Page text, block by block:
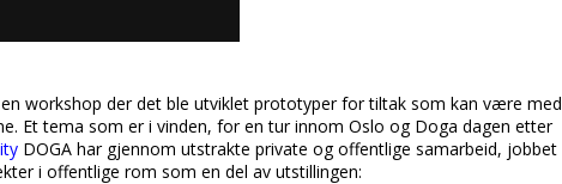
workshop der det ble utviklet prototyper for tiltak som kan være med
Et tema som er i vinden, for en tur innom Oslo og Doga dagen etter
DOGA har gjennom utstrakte private og offentlige samarbeid, jobbet
i offentlige rom som en del av utstillingen: